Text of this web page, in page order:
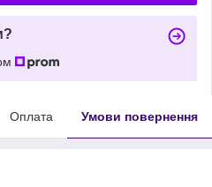
Оплата Умови повернення